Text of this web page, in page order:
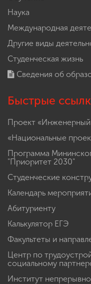
Наука
Международная
Другие виды
Студенческая жизнь
Сведения об
Быстрые
Проект «Инженерный
«Национальные
Программа
"Приоритет 2030"
Студенческие
Календарь
Абитуриенту
Калькулятор ЕГЭ
Факультеты и
Центр по
социальному
Институт